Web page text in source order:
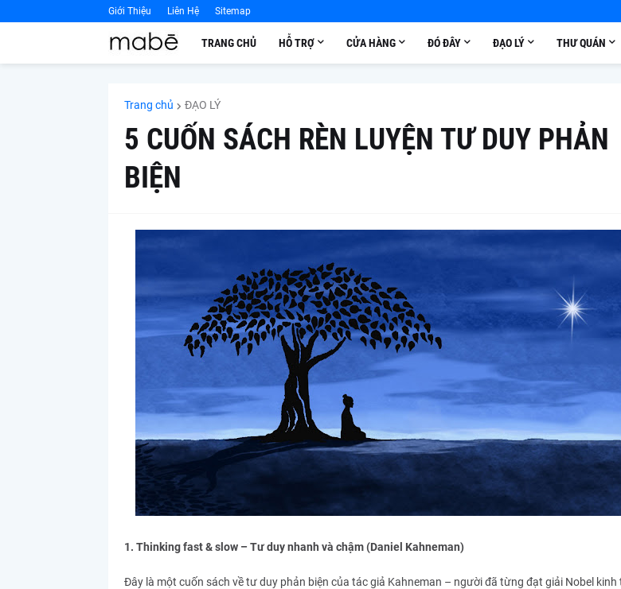
Giới Thiệu Liên Hệ Sitemap
TRANG CHỦ HỖ TRỢ CỬA HÀNG ĐÓ ĐÂY ĐẠO LÝ THƯ QUÁN
Trang chủ ĐẠO LÝ
5 CUỐN SÁCH RÈN LUYỆN TƯ DUY PHẢN
BIỆN
1. Thinking fast & slow – Tư duy nhanh và chậm (Daniel Kahneman)
Đây là một cuốn sách về tư duy phản biện của tác giả Kahneman – người đã từng đạt giải Nobel kinh